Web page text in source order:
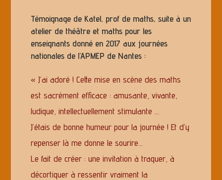
Témoignage de Katel, prof de maths, suite à un
atelier de théâtre et maths pour les
enseignants donné en 2017 aux journées
nationales de l’APMEP de Nantes :
« J’ai adoré ! Cette mise en scène des maths
est sacrément efficace : amusante, vivante,
ludique, intellectuellement stimulante …
J’étais de bonne humeur pour la journée ! Et d’y
repenser là me donne le sourire…
Le fait de créer : une invitation à traquer, à
décortiquer à ressentir vraiment la